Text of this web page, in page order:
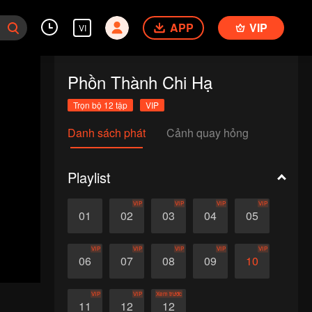
VI APP VIP
Phồn Thành Chi Hạ
Trọn bộ 12 tập VIP
Danh sách phát Cảnh quay hỏng
Playlist
01 02
VIP
03
VIP
04
VIP
05
VIP
06
VIP
07
VIP
08
VIP
09
VIP
10
VIP
11
VIP
12
VIP
12
Xem trước